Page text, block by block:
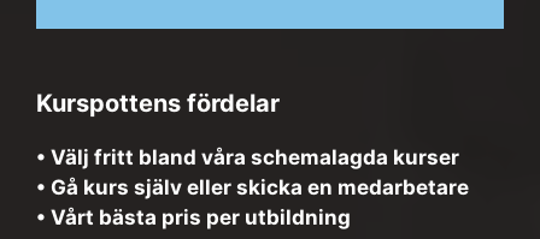
Kurspottens fördelar
• Välj fritt bland våra schemalagda kurser
• Gå kurs själv eller skicka en medarbetare
• Vårt bästa pris per utbildning